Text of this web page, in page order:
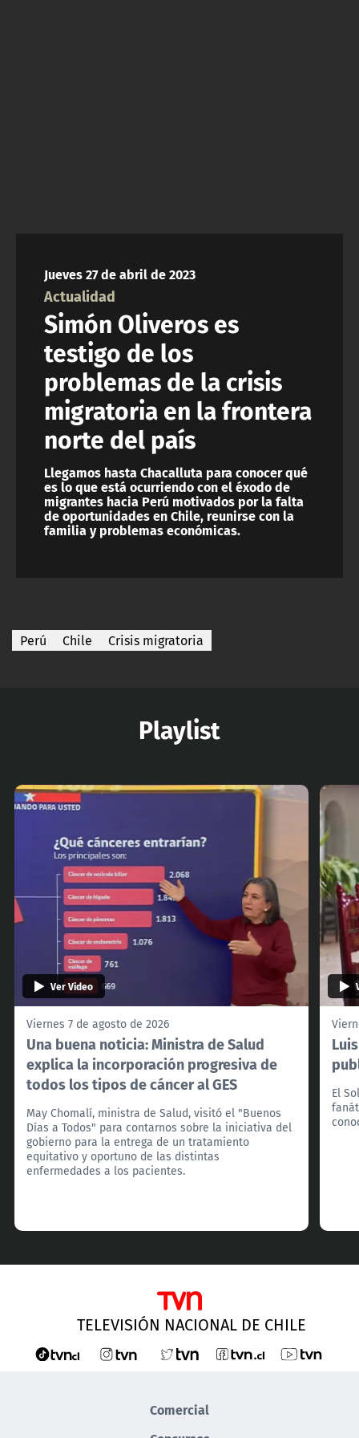
Jueves 27 de abril de 2023
Actualidad
Simón Oliveros es
testigo de los
problemas de la crisis
migratoria en la frontera
norte del país
Llegamos hasta Chacalluta para conocer qué
es lo que está ocurriendo con el éxodo de
migrantes hacia Perú motivados por la falta
de oportunidades en Chile, reunirse con la
familia y problemas económicas.
Perú Chile Crisis migratoria
Playlist
Ver Video
Viernes 7 de agosto de 2026
Una buena noticia: Ministra de Salud
explica la incorporación progresiva de
todos los tipos de cáncer al GES
May Chomalí, ministra de Salud, visitó el "Buenos
Días a Todos" para contarnos sobre la iniciativa del
gobierno para la entrega de un tratamiento
equitativo y oportuno de las distintas
enfermedades a los pacientes.
El
TELEVISIÓN NACIONAL DE CHILE
Comercial